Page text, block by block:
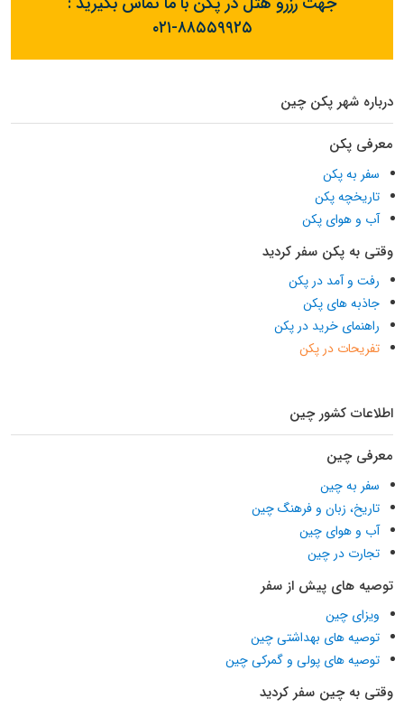
۰۲۱-۸۸۵۵۹۹۲۵
درباره شهر پکن چین
معرفی پکن
سفر به پکن
تاریخچه پکن
آب و هوای پکن
وقتی به پکن سفر کردید
رفت و آمد در پکن
جاذبه های پکن
راهنمای خرید در پکن
تفریحات در پکن
اطلاعات کشور چین
معرفی چین
سفر به چین
تاریخ، زبان و فرهنگ چین
آب و هوای چین
تجارت در چین
توصیه های پیش از سفر
ویزای چین
توصیه های بهداشتی چین
توصیه های پولی و گمرکی چین
وقتی به چین سفر کردید